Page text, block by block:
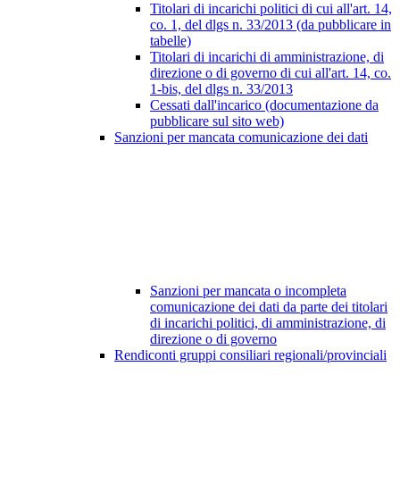
Titolari di incarichi politici di cui all'art. 14,
co. 1, del dlgs n. 33/2013 (da pubblicare in
tabelle)
Titolari di incarichi di amministrazione, di
direzione o di governo di cui all'art. 14, co.
1-bis, del dlgs n. 33/2013
Cessati dall'incarico (documentazione da
pubblicare sul sito web)
Sanzioni per mancata comunicazione dei dati
Sanzioni per mancata o incompleta
comunicazione dei dati da parte dei titolari
di incarichi politici, di amministrazione, di
direzione o di governo
Rendiconti gruppi consiliari regionali/provinciali